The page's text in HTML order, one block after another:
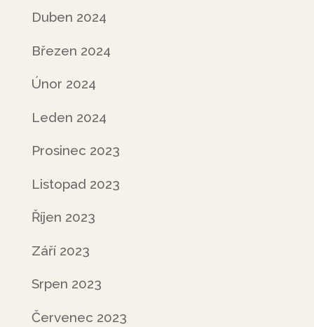
Duben 2024
Březen 2024
Únor 2024
Leden 2024
Prosinec 2023
Listopad 2023
Říjen 2023
Září 2023
Srpen 2023
Červenec 2023